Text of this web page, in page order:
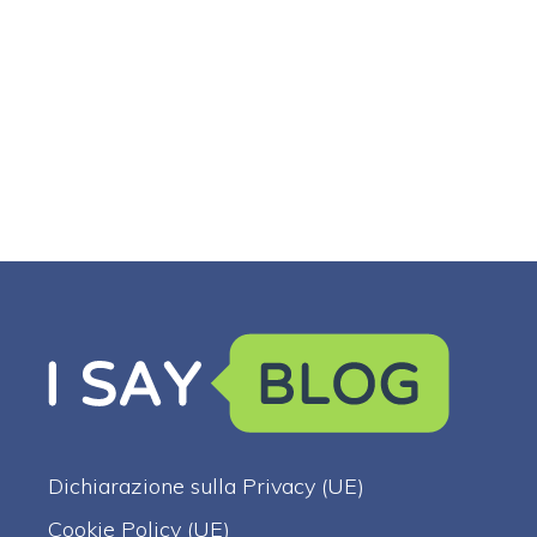
Dichiarazione sulla Privacy (UE)
Cookie Policy (UE)